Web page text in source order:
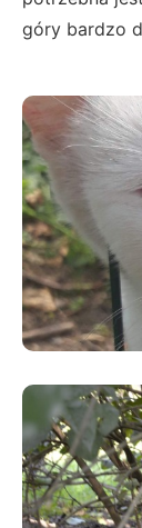
góry bardzo